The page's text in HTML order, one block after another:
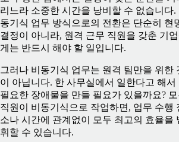
리느라 소중한 시간을 낭비할 수 없습니다.
동기식 업무 방식으로의 전환은 단순히 현
결정이 아니라, 원격 근무 직원을 갖춘 기업
게는 반드시 해야 할 일입니다.
그러나 비동기식 업무는 원격 팀만을 위한
이 아닙니다. 한 사무실에서 일한다고 해서
필요한 장애물을 만들 필요가 있을까요?
직원이 비동기식으로 작업하면, 업무 수행
소나 시간에 관계없이 모두 최고의 효율을
휘할 수 있습니다.